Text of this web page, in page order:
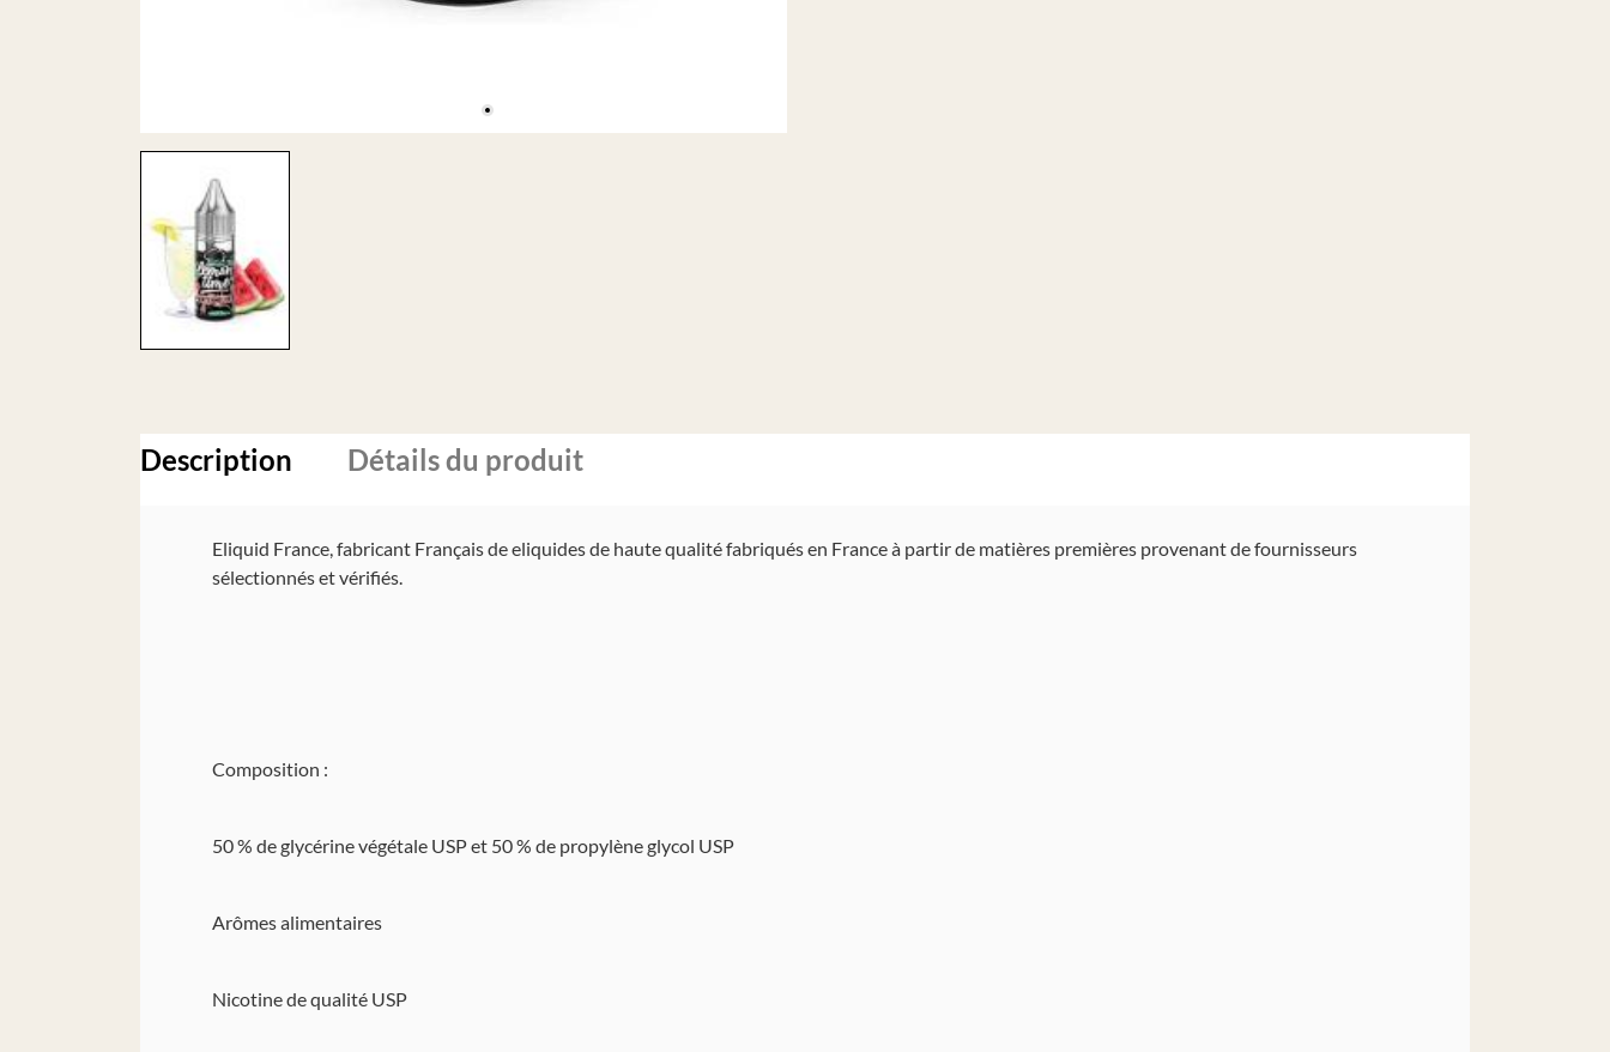
Description Détails du produit
Eliquid France, fabricant Français de eliquides de haute qualité fabriqués en France à partir de matières premières provenant de fournisseurs
sélectionnés et vérifiés.
Composition :
50 % de glycérine végétale USP et 50 % de propylène glycol USP
Arômes alimentaires
Nicotine de qualité USP